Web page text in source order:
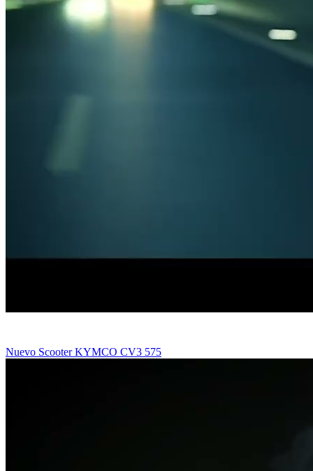
Nuevo Scooter KYMCO CV3 575